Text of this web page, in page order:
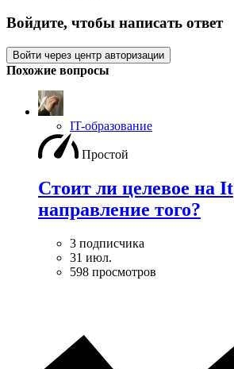
Войдите, чтобы написать ответ
Войти через центр авторизации
Похожие вопросы
IT-образование
Простой
Стоит ли целевое на It
направление того?
3 подписчика
31 июл.
598 просмотров